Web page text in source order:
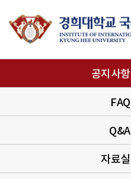
공지사항
FAQ
Q&A
자료실